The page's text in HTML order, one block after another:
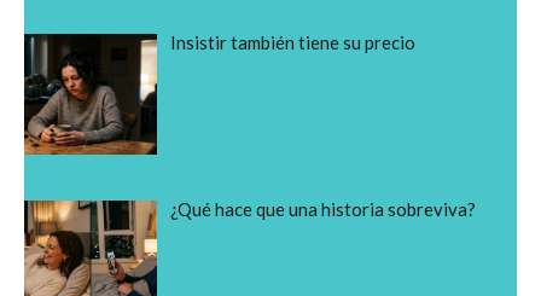
Insistir también tiene su precio
¿Qué hace que una historia sobreviva?